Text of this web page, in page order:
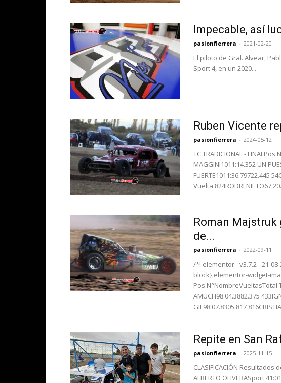
Impecable, así
pasionfierrera - 2021-02-20
El piloto de Gral. Alvear,
Sport 4, en un 2020...
Ruben Vicente
pasionfierrera - 2024-05-12
TC TRADICIONAL -
MAGGINI1011:14.352 UN
FUERTE1011:36.79722.445
Vuelta 824RODRI
Roman Majstruk
de...
pasionfierrera - 2022-09-11
/*! elementor - v3.7.2 - 21-
block}.elementor-widget-
Pos.N°NombreVueltasTotal
AMUCH98:04.3882.375
GIL98:07.8305.817
Repite en San
pasionfierrera - 2025-11-15
CLASIFICACIÓN Resultados
ALBERTO OLIVERASport